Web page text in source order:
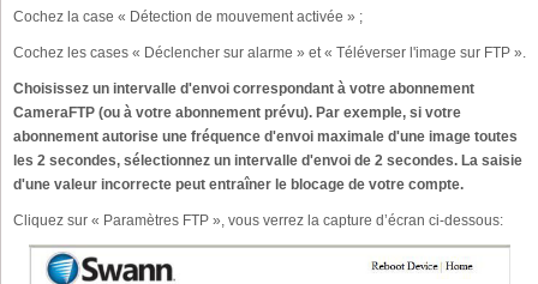
Cochez la case « Détection de mouvement activée » ;
Cochez les cases « Déclencher sur alarme » et « Téléverser l'image sur FTP ».
Choisissez un intervalle d'envoi correspondant à votre abonnement
CameraFTP (ou à votre abonnement prévu). Par exemple, si votre
abonnement autorise une fréquence d'envoi maximale d'une image toutes
les 2 secondes, sélectionnez un intervalle d'envoi de 2 secondes. La saisie
d'une valeur incorrecte peut entraîner le blocage de votre compte.
Cliquez sur « Paramètres FTP », vous verrez la capture d’écran ci-dessous: